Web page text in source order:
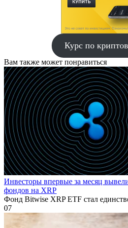
Курс по
Вам также может понравиться
Инвесторы впервые за месяц
фондов на XRP
Фонд Bitwise XRP ETF стал
07